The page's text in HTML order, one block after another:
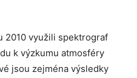
2010 využili spektrograf
k výzkumu atmosféry
jsou zejména výsledky